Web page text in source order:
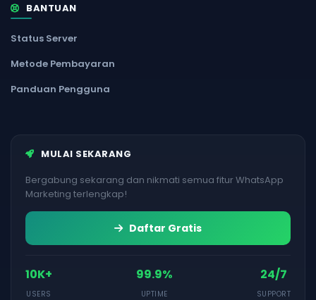
BANTUAN
Status Server
Metode Pembayaran
Panduan Pengguna
MULAI SEKARANG
Bergabung sekarang dan nikmati semua fitur WhatsApp
Marketing terlengkap!
Daftar Gratis
10K+
USERS
99.9%
UPTIME
24/7
SUPPORT